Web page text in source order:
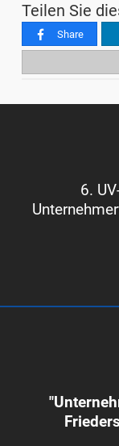
Teilen Sie
Share
6.